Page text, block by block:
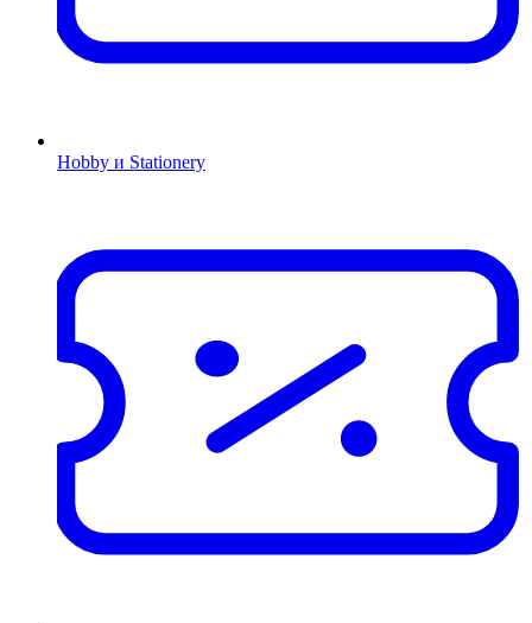
Hobby и Stationery